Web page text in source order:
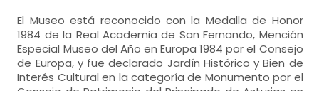
El Museo está reconocido con la Medalla de Honor
1984 de la Real Academia de San Fernando, Mención
Especial Museo del Año en Europa 1984 por el Consejo
de Europa, y fue declarado Jardín Histórico y Bien de
Interés Cultural en la categoría de Monumento por el